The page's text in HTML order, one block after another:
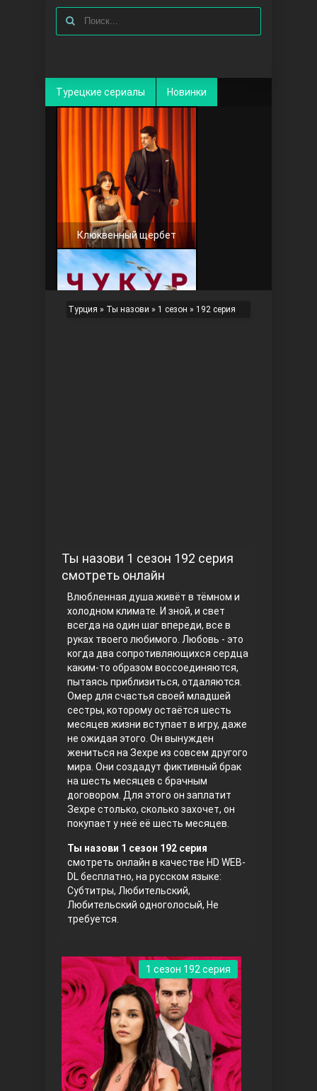
Турецкие сериалы Новинки
Клюквенный щербет
Правосyдие
Любовь напрокат
Три сестры
Турция » Ты назови » 1 сезон » 192 серия
Ты назови 1 сезон 192 серия
смотреть онлайн
Влюбленная душа живёт в тёмном и
холодном климате. И зной, и свет
всегда на один шаг впереди, все в
руках твоего любимого. Любовь - это
когда два сопротивляющихся сердца
каким-то образом воссоединяются,
пытаясь приблизиться, отдаляются.
Омер для счастья своей младшей
сестры, которому остаётся шесть
месяцев жизни вступает в игру, даже
не ожидая этого. Он вынужден
жениться на Зехре из совсем другого
мира. Они создадут фиктивный брак
на шесть месяцев с брачным
договором. Для этого он заплатит
Зехре столько, сколько захочет, он
покупает у неё её шесть месяцев.
Ты назови 1 сезон 192 серия
смотреть онлайн в качестве HD WEB-
DL бесплатно, на русском языке:
Субтитры, Любительский,
Любительский одноголосый, Не
требуется.
1 сезон 192 серия